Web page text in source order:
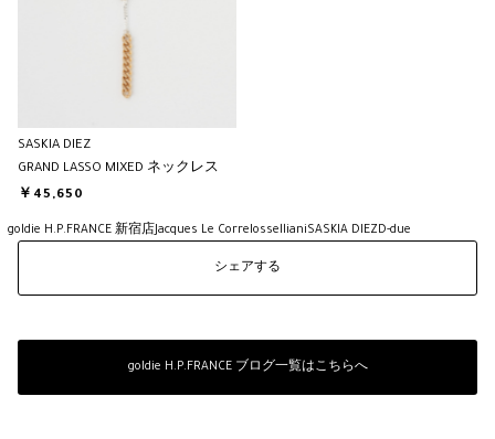
SASKIA DIEZ
GRAND LASSO MIXED ネックレス
￥45,650
goldie H.P.FRANCE 新宿店 Jacques Le CorreIossellianiSASKIA DIEZD-due
シェアする
goldie H.P.FRANCE ブログ一覧はこちらへ